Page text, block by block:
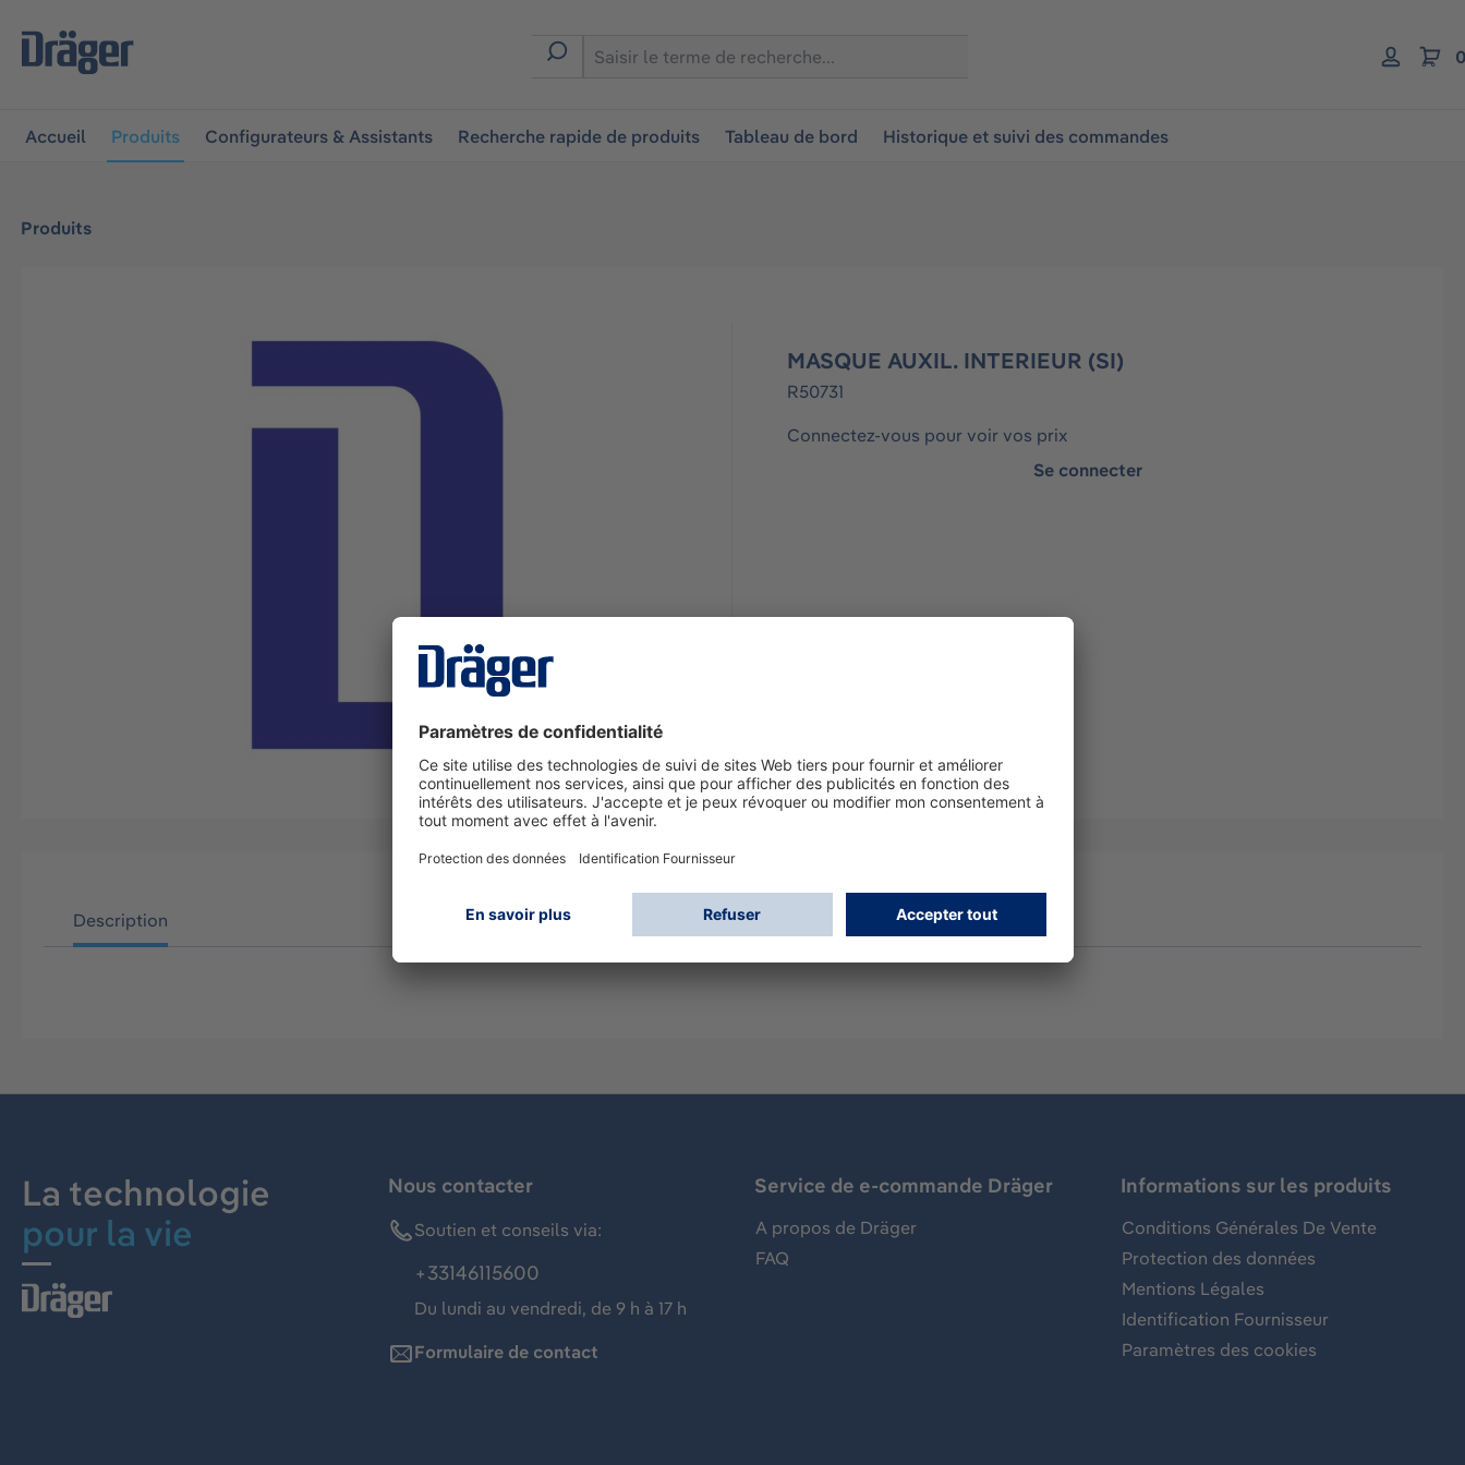
à la navigation principale
Accueil Produits Configurateurs & Assistants Recherche rapide de produits Tableau de bord Historique et suivi des commandes
Produits
MASQUE AUXIL. INTERIEUR (SI)
R50731
Connectez-vous pour voir vos prix
Se connecter
Description
La technologie
pour la vie
Nous contacter
Soutien et conseils via:
+33146115600
Du lundi au vendredi, de 9 h à 17 h
Formulaire de contact
Service de e-commande Dräger
A propos de Dräger
FAQ
Informations sur les produits
Conditions Générales De Vente
Protection des données
Mentions Légales
Identification Fournisseur
Paramètres des cookies